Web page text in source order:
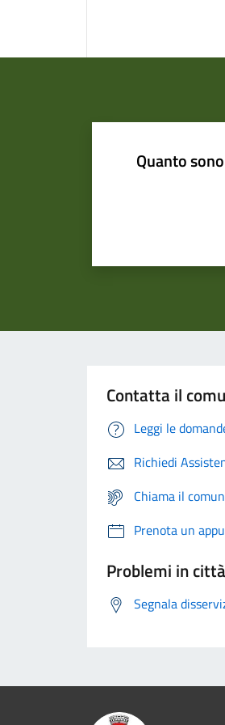
Quanto
Contatta il
Leggi le
Richiedi
Chiama il
Prenota un
Problemi in città
Segnala